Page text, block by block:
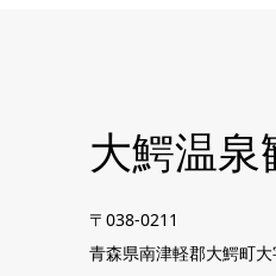
大鰐温泉
〒038-0211
青森県南津軽郡大鰐町